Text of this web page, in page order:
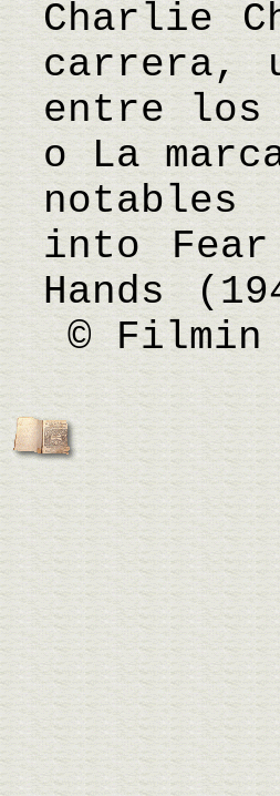
Charlie
carrera,
entre los
o La
into
Hands
© Filmin